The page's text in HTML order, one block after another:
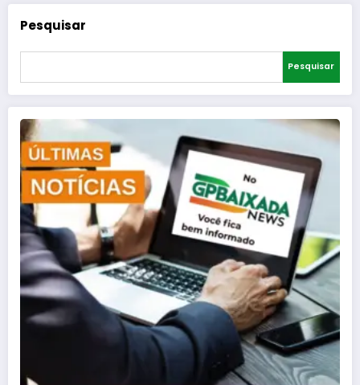
Pesquisar
Pesquisar